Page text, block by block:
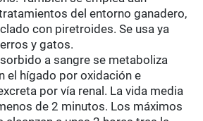
del entorno ganadero,
con piretroides. Se usa ya
y gatos.
a sangre se metaboliza
el hígado por oxidación e
por vía renal. La vida media
de 2 minutos. Los máximos